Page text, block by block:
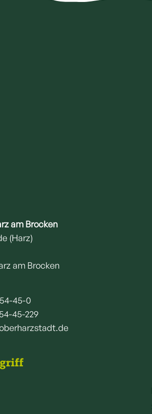
am Brocken
(Harz)
am Brocken
45-0
45-229